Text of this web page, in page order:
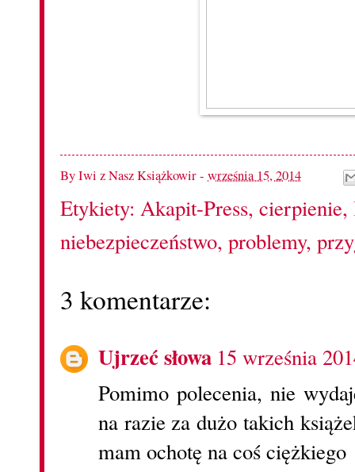
ByIwi z Nasz Książkowir- września 15, 2014
Etykiety: Akapit-Press, cierpienie,
niebezpieczeństwo, problemy,
3 komentarze:
Ujrzeć słowa 15 września
Pomimo polecenia, nie
na razie za dużo takich
mam ochotę na coś ciężkiego